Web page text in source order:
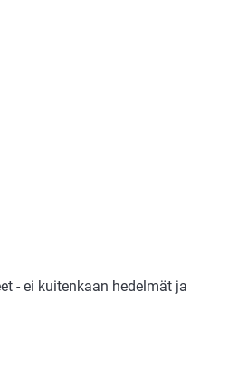
- ei kuitenkaan hedelmät ja